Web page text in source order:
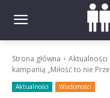
Strona główna Aktualności
kampanią „Miłość to nie
Aktualności Wiadomości